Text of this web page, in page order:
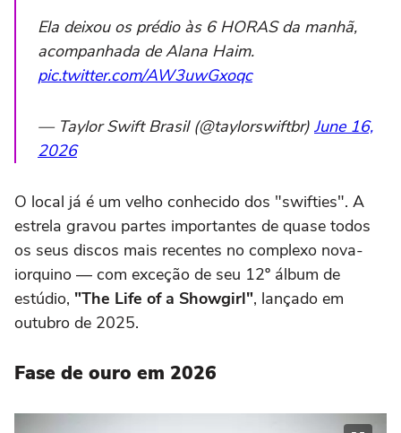
Ela deixou os prédio às 6 HORAS da manhã,
acompanhada de Alana Haim.
pic.twitter.com/AW3uwGxoqc
— Taylor Swift Brasil (@taylorswiftbr) June 16,
2026
O local já é um velho conhecido dos "swifties". A
estrela gravou partes importantes de quase todos
os seus discos mais recentes no complexo nova-
iorquino — com exceção de seu 12º álbum de
estúdio, "The Life of a Showgirl", lançado em
outubro de 2025.
Fase de ouro em 2026